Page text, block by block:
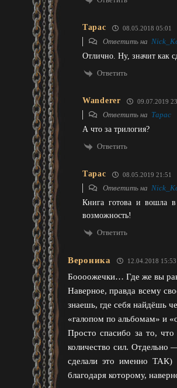
Тарас 08.05.2018 05:01
Ответить на
Отлично. Ну, значит как
Ответить
Wanderer 09.07.2019
Ответить на Тарас
А что за трилогия?
Ответить
Тарас 08.05.2019 21:51
Ответить на
Книга готова и вошла
возможность!
Ответить
Вероника 12.04.2018 15:53
Боооожечки… Где же вы
Наверное, правда всему
знаешь, где себя найдёшь
«галопом по альбомам» и
Просто спасибо за то,
количество сил. Отдельно
сделали это именно
благодаря которому,